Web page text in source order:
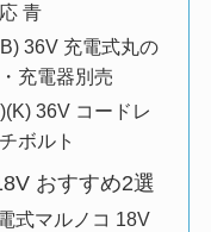
青
36V 充電式丸の
充電器別売
36V コードレ
ボルト
おすすめ2選
式マルノコ 18V